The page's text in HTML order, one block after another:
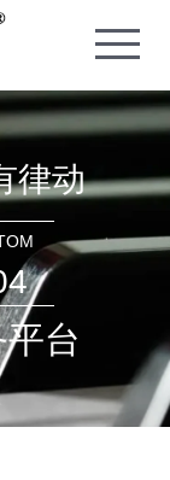
l
e
a
i
g
a
o
n
律动
台